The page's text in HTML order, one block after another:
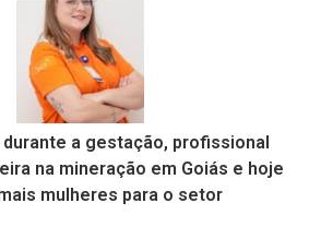
a gestação, profissional
na mineração em Goiás e hoje
mulheres para o setor